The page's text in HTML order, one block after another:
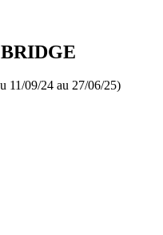
11/09/24 au 27/06/25)